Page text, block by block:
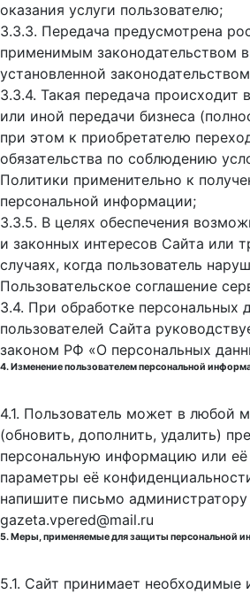
оказания услуги пользователю;
3.3.3. Передача предусмотрена
применимым законодательством
установленной
3.3.4. Такая передача происходит
или иной передачи бизнеса
при этом к приобретателю
обязательства по соблюдению
Политики применительно к
персональной информации;
3.3.5. В целях обеспечения
и законных интересов Сайта или
случаях, когда пользователь
Пользовательское соглашение
3.4. При обработке персональных
пользователей Сайта
законом РФ «О персональных
4. Изменение пользователем персональной
4.1. Пользователь может в любой
(обновить, дополнить, удалить)
персональную информацию или её
параметры её
напишите письмо
gazeta.vpered@mail.ru
5. Меры, применяемые для защиты персональной
5.1. Сайт принимает необходимые